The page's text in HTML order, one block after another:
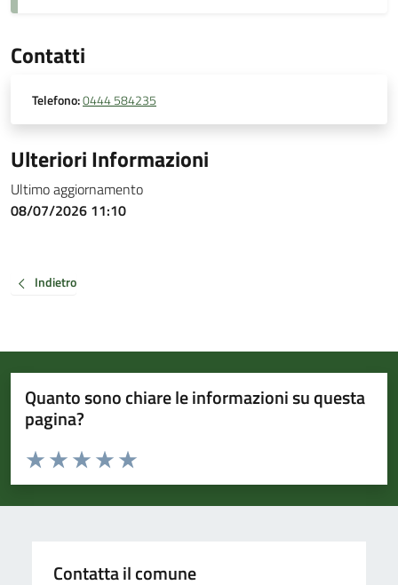
Contatti
Telefono:0444 584235
Ulteriori Informazioni
Ultimo aggiornamento
08/07/2026 11:10
Indietro
Quanto sono chiare le informazioni su questa
pagina?
Valuta da 1 a 5 stelle la pagina
Valuta 5 stelle su 5
Valuta 4 stelle su 5
Valuta 3 stelle su 5
Valuta 2 stelle su 5
Valuta 1 stelle su 5
Contatta il comune